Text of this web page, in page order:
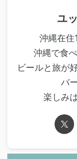
ユ
沖縄在住
沖縄で食
ビールと旅が
バ
楽しみ